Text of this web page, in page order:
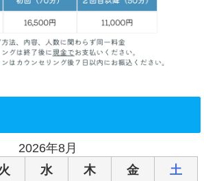
2026年8月
水 木 金 土